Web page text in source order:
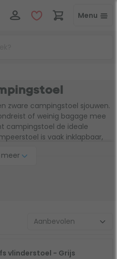
Menu
zware campingstoel sjouwen.
of weinig bagage mee
campingstoel de ideale
is vaak inklapbaar,
comfort meer in te leveren
meer
vlinderstoel - Grijs